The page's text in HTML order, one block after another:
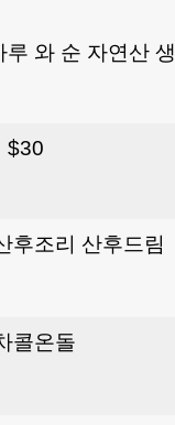
와 순 자연산
$30
후조리 산후드림
콜온돌